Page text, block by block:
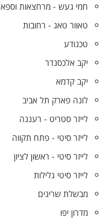
חמי געש - מרחצאות וספא
טאוור טאג - רחובות
טכנודע
יקב אלכסנדר
יקב קדמא
לונה פארק תל אביב
לייזר סטריט - רעננה
לייזר סיטי - פתח תקווה
לייזר סיטי - ראשון לציון
לייזר סיטי גלילות
מבשלת שריגים
מדרון יפו